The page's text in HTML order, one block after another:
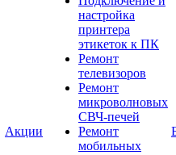
Акции
настройка
принтера
этикеток к ПК
Ремонт
телевизоров
Ремонт
микроволновых
СВЧ-печей
Ремонт
мобильных